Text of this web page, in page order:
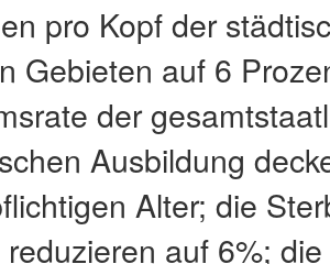
pro Kopf der
Gebieten auf 6
der
Ausbildung
Alter; die
auf 6%;